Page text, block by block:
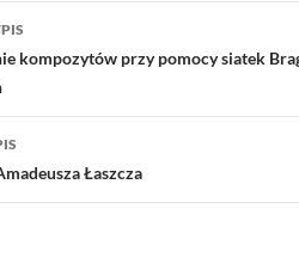
kompozytów przy pomocy siatek
Łaszcza